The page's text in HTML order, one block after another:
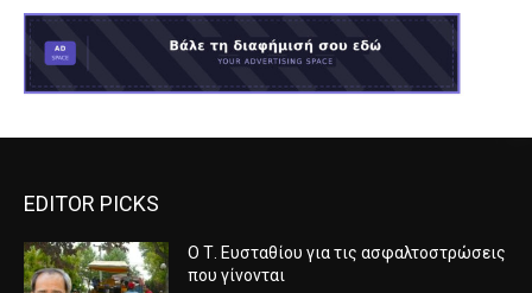
EDITOR PICKS
Ο Τ. Ευσταθίου για τις ασφαλτοστρώσεις
που γίνονται